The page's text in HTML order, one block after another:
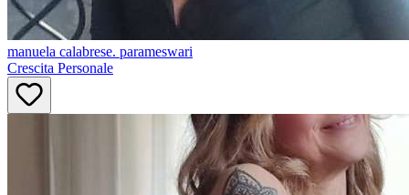
manuela calabrese. parameswari
Crescita Personale